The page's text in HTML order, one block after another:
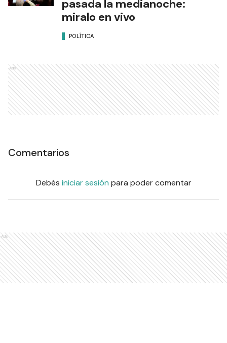
pasada la medianoche:
miralo en vivo
POLÍTICA
Ads
Comentarios
Debés iniciar sesión para poder comentar
Ads